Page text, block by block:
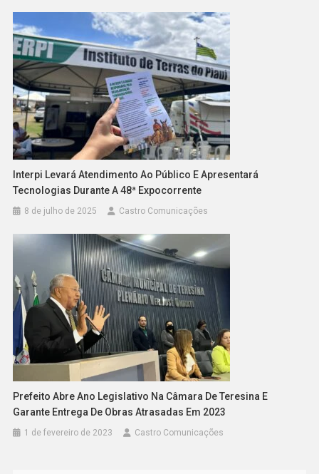
Interpi Levará Atendimento Ao Público E Apresentará
Tecnologias Durante A 48ª Expocorrente
8 de julho de 2025 Castro Comunicações
Prefeito Abre Ano Legislativo Na Câmara De Teresina E
Garante Entrega De Obras Atrasadas Em 2023
1 de fevereiro de 2023 Castro Comunicações